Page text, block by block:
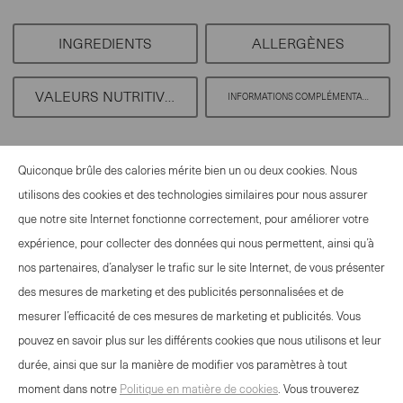
100
INGREDIENTS ALLERGÈNES
VALEURS NUTRITIVES INFORMATIONS COMPLÉMENTAIRES
CONTACT
NEWSLETTER
MENTIONS LÉGALES
DÉCLARATION DE PROTECTION DES
DONNÉES
DIRECTIVES RELATIVES AUX COOKIES
Quiconque brûle des calories mérite bien un ou deux cookies. Nous
utilisons des cookies et des technologies similaires pour nous assurer
que notre site Internet fonctionne correctement, pour améliorer votre
expérience, pour collecter des données qui nous permettent, ainsi qu’à
nos partenaires, d’analyser le trafic sur le site Internet, de vous présenter
des mesures de marketing et des publicités personnalisées et de
mesurer l’efficacité de ces mesures de marketing et publicités. Vous
pouvez en savoir plus sur les différents cookies que nous utilisons et leur
durée, ainsi que sur la manière de modifier vos paramètres à tout
moment dans notre Politique en matière de cookies. Vous trouverez